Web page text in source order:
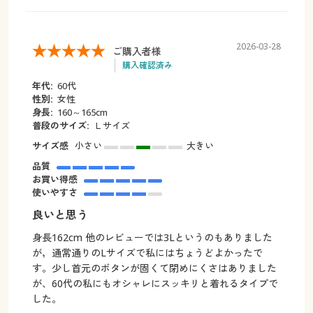
ご購入者様
購入確認済み
2026-03-28
年代: 60代
性別: 女性
身長: 160～165cm
普段のサイズ: Ｌサイズ
サイズ感 小さい
大きい
品質
お買い得感
使いやすさ
良いと思う
身長162cm 他のレビューでは3Lというのもありました
が，通常通りのLサイズで私にはちょうどよかったで
す。少し首元のボタンが固くて閉めにくさはありました
が、60代の私にもオシャレにスッキリと着れるタイプで
した。